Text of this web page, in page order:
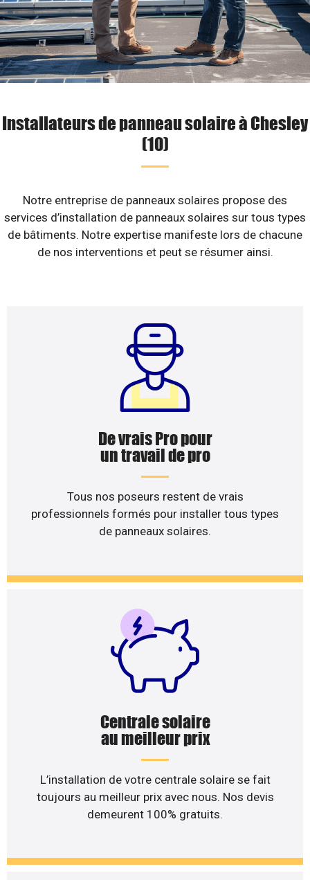
Installateurs de panneau solaire à Chesley
(10)
Notre entreprise de panneaux solaires propose des
services d’installation de panneaux solaires sur tous types
de bâtiments. Notre expertise manifeste lors de chacune
de nos interventions et peut se résumer ainsi.
De vrais Pro pour
un travail de pro
Tous nos poseurs restent de vrais
professionnels formés pour installer tous types
de panneaux solaires.
Centrale solaire
au meilleur prix
L’installation de votre centrale solaire se fait
toujours au meilleur prix avec nous. Nos devis
demeurent 100% gratuits.